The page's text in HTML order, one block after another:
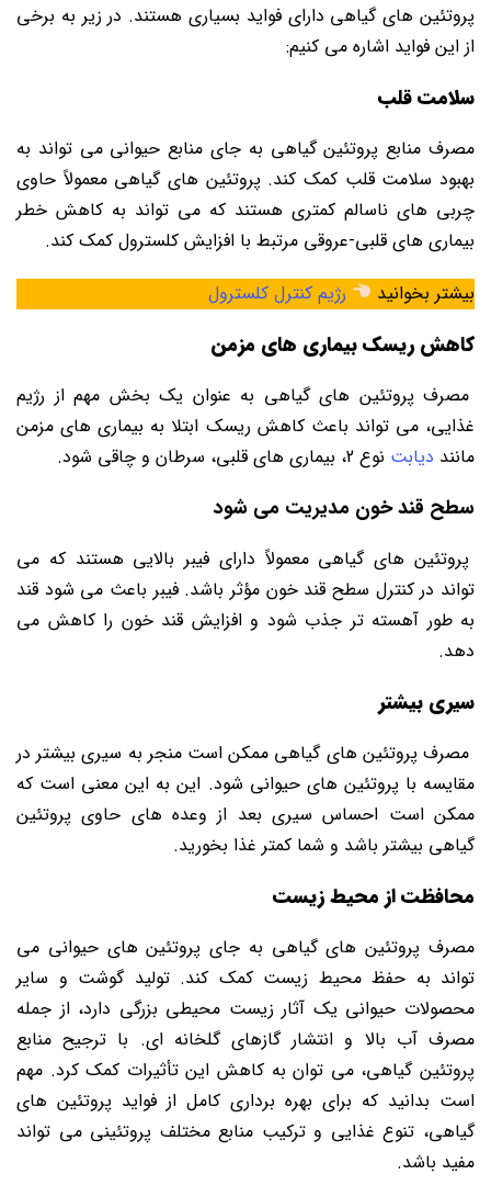
پروتئین ‌های گیاهی دارای فواید بسیاری هستند. در زیر به برخی
از این فواید اشاره می ‌کنیم:
سلامت قلب
مصرف منابع پروتئین گیاهی به جای منابع حیوانی می ‌تواند به
بهبود سلامت قلب کمک کند. پروتئین‌ های گیاهی معمولاً حاوی
چربی‌ های ناسالم کمتری هستند که می ‌تواند به کاهش خطر
بیماری‌ های قلبی-عروقی مرتبط با افزایش کلسترول کمک کند.
بیشتر بخوانید
رژیم کنترل کلسترول
کاهش ریسک بیماری‌ های مزمن
مصرف پروتئین ‌های گیاهی به عنوان یک بخش مهم از رژیم
غذایی، می‌ تواند باعث کاهش ریسک ابتلا به بیماری ‌های مزمن
مانند دیابت نوع 2، بیماری‌ های قلبی، سرطان و چاقی شود.
سطح قند خون مدیریت می شود
پروتئین ‌های گیاهی معمولاً دارای فیبر بالایی هستند که می
‌تواند در کنترل سطح قند خون مؤثر باشد. فیبر باعث می شود قند
به طور آهسته‌ تر جذب شود و افزایش قند خون را کاهش می
دهد.
سیری بیشتر
مصرف پروتئین‌ های گیاهی ممکن است منجر به سیری بیشتر در
مقایسه با پروتئین‌ های حیوانی شود. این به این معنی است که
ممکن است احساس سیری بعد از وعده‌ های حاوی پروتئین
گیاهی بیشتر باشد و شما کمتر غذا بخورید.
محافظت از محیط زیست
مصرف پروتئین ‌های گیاهی به جای پروتئین‌ های حیوانی می
‌تواند به حفظ محیط زیست کمک کند. تولید گوشت و سایر
محصولات حیوانی یک آثار زیست محیطی بزرگی دارد، از جمله
مصرف آب بالا و انتشار گازهای گلخانه ‌ای. با ترجیح منابع
پروتئین گیاهی، می‌ توان به کاهش این تأثیرات کمک کرد. مهم
است بدانید که برای بهره ‌برداری کامل از فواید پروتئین‌ های
گیاهی، تنوع غذایی و ترکیب منابع مختلف پروتئینی می ‌تواند
مفید باشد.